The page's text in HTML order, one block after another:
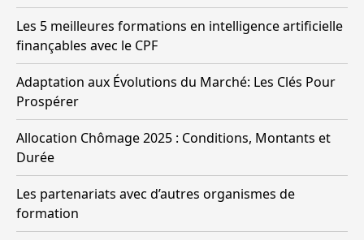
Les 5 meilleures formations en intelligence artificielle
finançables avec le CPF
Adaptation aux Évolutions du Marché: Les Clés Pour
Prospérer
Allocation Chômage 2025 : Conditions, Montants et
Durée
Les partenariats avec d’autres organismes de
formation